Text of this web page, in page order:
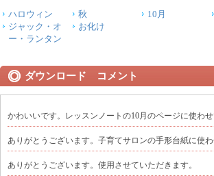
ハロウィン 秋 10月
ジャック・オ
ー・ランタン
お化け
ダウンロード コメント
かわいいです。レッスンノートの10月のページに使わ
ありがとうございます。子育てサロンの手形台紙に使わ
ありがとうございます。使用させていただきます。